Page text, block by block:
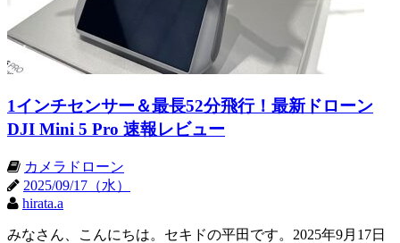
1インチセンサー＆最長52分飛行！最新ドローン
DJI Mini 5 Pro 速報レビュー
カメラドローン
2025/09/17（水）
hirata.a
みなさん、こんにちは。セキドの平田です。2025年9月17日